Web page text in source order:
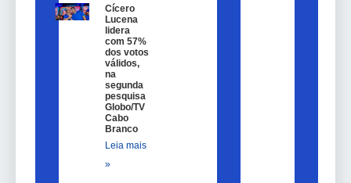
Cícero
Lucena
lidera
com 57%
dos votos
válidos,
na
segunda
pesquisa
Globo/TV
Cabo
Branco
Leia mais
»